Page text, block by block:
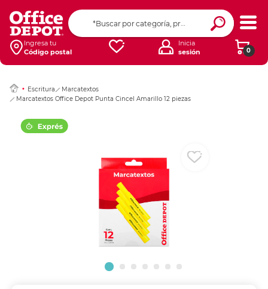
Ingresa tu
Código postal
0
Inicia
sesión
Escritura
Marcatextos
Marcatextos Office Depot Punta Cincel Amarillo 12 piezas
Ingresar Codigo